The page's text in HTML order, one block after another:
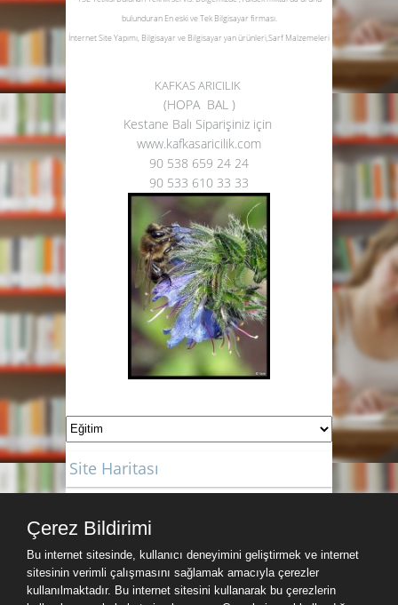
bulunduran En eski ve Tek Bilgisayar firması.
İnternet Site Yapımı, Bilgisayar ve Bilgisayar yan ürünleri,Sarf Malzemeleri
KAFKAS ARICILIK
(HOPA BAL )
Kestane Balı Siparişiniz için
www.kafkasaricilik.com
90 538 659 24 24
90 533 610 33 33
Site Haritası
Hava Durumu
Çerez Bildirimi
Bu internet sitesinde, kullanıcı deneyimini geliştirmek ve internet
sitesinin verimli çalışmasını sağlamak amacıyla çerezler
kullanılmaktadır. Bu internet sitesini kullanarak bu çerezlerin